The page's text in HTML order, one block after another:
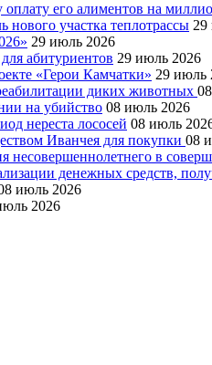
его алиментов на
нового участка теплотрассы 29
29 июль 2026
абитуриентов 29 июль 2026
«Герои Камчатки» 29 июль
диких животных
на убийство 08 июль 2026
нереста лососей 08 июль
Иванчея для покупки 08
несовершеннолетнего в
денежных средств,
июль 2026
2026